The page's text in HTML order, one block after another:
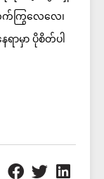
ကြွလေလေ၊
ာမှာ ပိုစိတ်ပါ